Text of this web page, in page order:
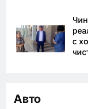
с
Авто